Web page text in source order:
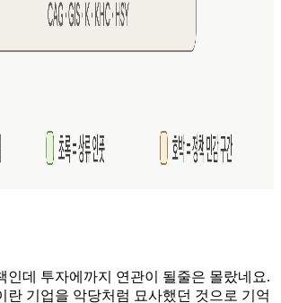
인데 투자에까지 연관이 될줄은 몰랐네요.
란 기업을 악당처럼 묘사했던 것으로 기억